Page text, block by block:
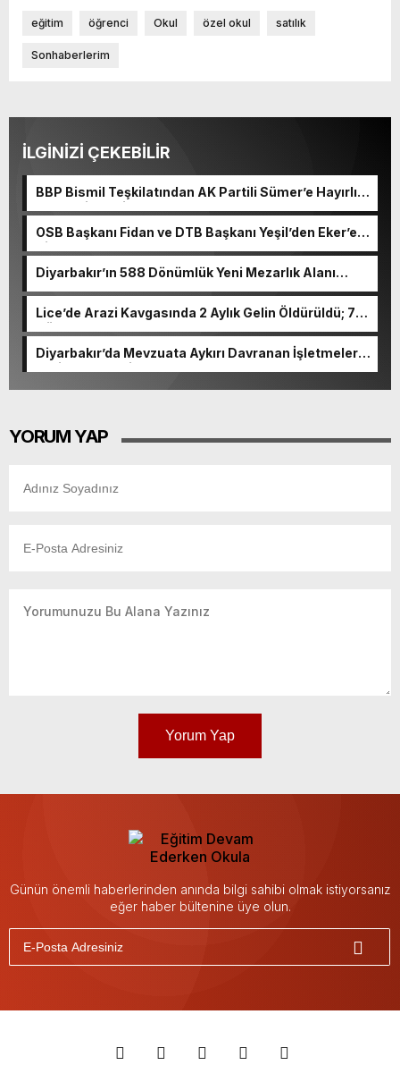
eğitim öğrenci Okul özel okul satılık
Sonhaberlerim
İLGİNİZİ ÇEKEBİLİR
BBP Bismil Teşkilatından AK Partili Sümer’e Hayırlı
Olsun Ziyareti
OSB Başkanı Fidan ve DTB Başkanı Yeşil’den Eker’e
Ziyaret
Diyarbakır’ın 588 Dönümlük Yeni Mezarlık Alanı
Lice’de Arazi Kavgasında 2 Aylık Gelin Öldürüldü; 7
Gözaltı
Diyarbakır’da Mevzuata Aykırı Davranan İşletmelere
2 Milyon 300 Bin TL Ceza
YORUM YAP
Yorum Yap
Günün önemli haberlerinden anında bilgi sahibi olmak istiyorsanız
eğer haber bültenine üye olun.